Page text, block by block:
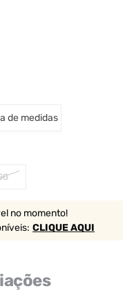
de medidas
no momento!
: CLIQUE AQUI